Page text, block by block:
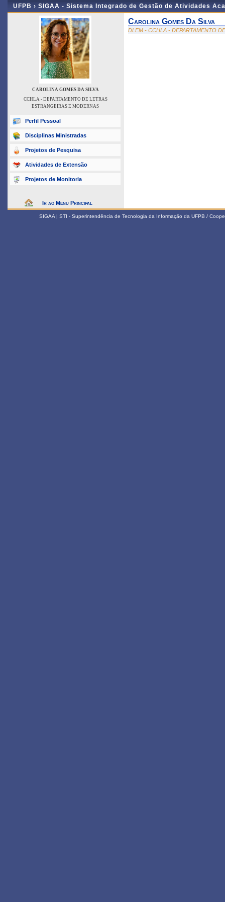
UFPB › SIGAA - Sistema Integrado de Gestão de Atividades
CAROLINA GOMES DA SILVA
CCHLA - DEPARTAMENTO DE LETRAS
ESTRANGEIRAS E MODERNAS
Perfil Pessoal
Disciplinas Ministradas
Projetos de Pesquisa
Atividades de Extensão
Projetos de Monitoria
Ir ao Menu Principal
Carolina Gomes Da Silva
DLEM - CCHLA - DEPARTAMENTO
SIGAA | STI - Superintendência de Tecnologia da Informação da UFPB /